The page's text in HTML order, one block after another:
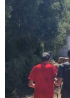
גניבה